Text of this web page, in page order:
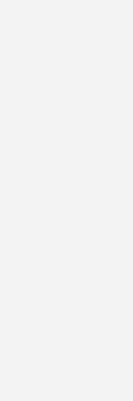
geben sollten:
(BIPV)
der
werden in
eingebettet.
Akku-